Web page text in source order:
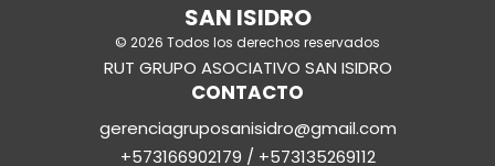
SAN ISIDRO
© 2026 Todos los derechos reservados
RUT GRUPO ASOCIATIVO SAN ISIDRO
CONTACTO
gerenciagruposanisidro@gmail.com
+573166902179 / +573135269112